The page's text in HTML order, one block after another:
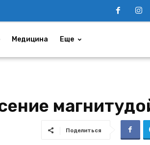
Медицина Еще
Поделиться